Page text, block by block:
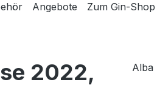
Angebote Zum Gin-Shop
2022,
Alba